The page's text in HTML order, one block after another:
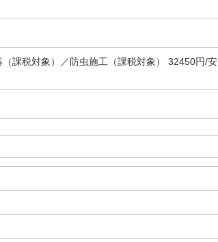
課税対象）／防虫施工（課税対象） 32450円/安